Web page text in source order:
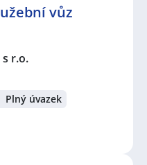
vůz
s r.o.
Plný úvazek